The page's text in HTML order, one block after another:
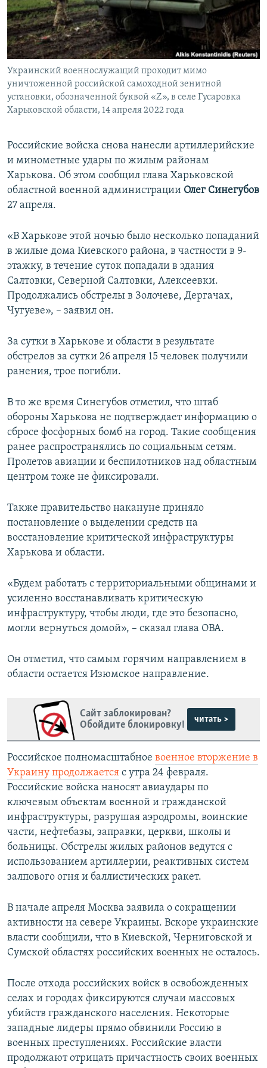
ПОБЕДИТЕЛЕЙ НЕ СУДЯТ?
КРЫМ.НЕПОКОРЕННЫЙ
ELIFBE
УКРАИНСКАЯ ПРОБЛЕМА КРЫМА
ПРИСОЕДИНЯЙТЕСЬ!
Все сайты RFE/RL
Украинский военнослужащий проходит мимо
уничтоженной российской самоходной зенитной
установки, обозначенной буквой «Z», в селе Гусаровка
Харьковской области, 14 апреля 2022 года
Российские войска снова нанесли артиллерийские
и минометные удары по жилым районам
Харькова. Об этом сообщил глава Харьковской
областной военной администрации Олег Синегубов
27 апреля.
«В Харькове этой ночью было несколько попаданий
в жилые дома Киевского района, в частности в 9-
этажку, в течение суток попадали в здания
Салтовки, Северной Салтовки, Алексеевки.
Продолжались обстрелы в Золочеве, Дергачах,
Чугуеве», – заявил он.
За сутки в Харькове и области в результате
обстрелов за сутки 26 апреля 15 человек получили
ранения, трое погибли.
В то же время Синегубов отметил, что штаб
обороны Харькова не подтверждает информацию о
сбросе фосфорных бомб на город. Такие сообщения
ранее распространялись по социальным сетям.
Пролетов авиации и беспилотников над областным
центром тоже не фиксировали.
Также правительство накануне приняло
постановление о выделении средств на
восстановление критической инфраструктуры
Харькова и области.
«Будем работать с территориальными общинами и
усиленно восстанавливать критическую
инфраструктуру, чтобы люди, где это безопасно,
могли вернуться домой», – сказал глава ОВА.
Он отметил, что самым горячим направлением в
области остается Изюмское направление.
Сайт заблокирован?
Обойдите блокировку!
читать >
Российское полномасштабное военное вторжение в
Украину продолжается с утра 24 февраля.
Российские войска наносят авиаудары по
ключевым объектам военной и гражданской
инфраструктуры, разрушая аэродромы, воинские
части, нефтебазы, заправки, церкви, школы и
больницы. Обстрелы жилых районов ведутся с
использованием артиллерии, реактивных систем
залпового огня и баллистических ракет.
В начале апреля Москва заявила о сокращении
активности на севере Украины. Вскоре украинские
власти сообщили, что в Киевской, Черниговской и
Сумской областях российских военных не осталось.
После отхода российских войск в освобожденных
селах и городах фиксируются случаи массовых
убийств гражданского населения. Некоторые
западные лидеры прямо обвинили Россию в
военных преступлениях. Российские власти
продолжают отрицать причастность своих военных